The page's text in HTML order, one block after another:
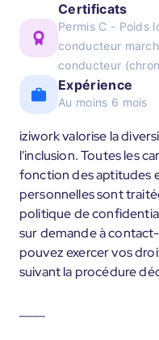
Certificats
Permis C - Poids
conducteur
conducteur
Expérience
Au moins 6 mois
iziwork valorise la
l'inclusion. Toutes les
fonction des aptitudes
personnelles sont
politique de
sur demande à
pouvez exercer vos
suivant la procédure